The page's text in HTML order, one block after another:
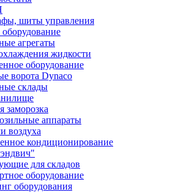
шиты управления
агрегаты
жидкости
оборудование
ворота Dynaco
склады
заморозка
аппараты
воздуха
кондиционирование
для складов
оборудование
оборудования